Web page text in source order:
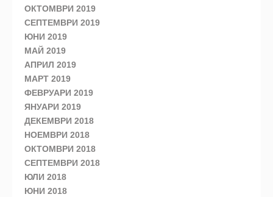
ОКТОМВРИ 2019
СЕПТЕМВРИ 2019
ЮНИ 2019
МАЙ 2019
АПРИЛ 2019
МАРТ 2019
ФЕВРУАРИ 2019
ЯНУАРИ 2019
ДЕКЕМВРИ 2018
НОЕМВРИ 2018
ОКТОМВРИ 2018
СЕПТЕМВРИ 2018
ЮЛИ 2018
ЮНИ 2018